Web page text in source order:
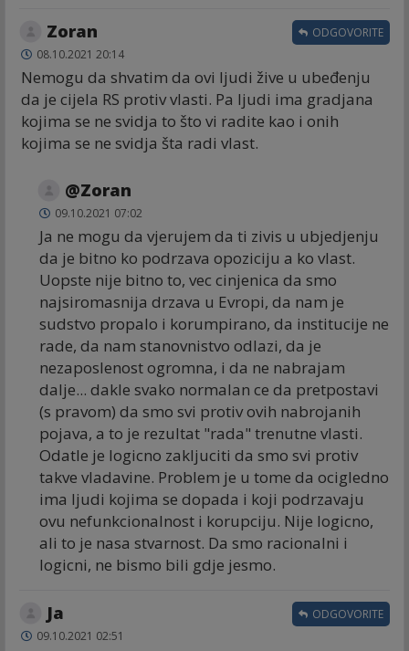
Zoran
08.10.2021 20:14
Nemogu da shvatim da ovi ljudi žive u ubeđenju
da je cijela RS protiv vlasti. Pa ljudi ima gradjana
kojima se ne svidja to što vi radite kao i onih
kojima se ne svidja šta radi vlast.
ODGOVORITE
@Zoran
09.10.2021 07:02
Ja ne mogu da vjerujem da ti zivis u ubjedjenju
da je bitno ko podrzava opoziciju a ko vlast.
Uopste nije bitno to, vec cinjenica da smo
najsiromasnija drzava u Evropi, da nam je
sudstvo propalo i korumpirano, da institucije ne
rade, da nam stanovnistvo odlazi, da je
nezaposlenost ogromna, i da ne nabrajam
dalje... dakle svako normalan ce da pretpostavi
(s pravom) da smo svi protiv ovih nabrojanih
pojava, a to je rezultat "rada" trenutne vlasti.
Odatle je logicno zakljuciti da smo svi protiv
takve vladavine. Problem je u tome da ocigledno
ima ljudi kojima se dopada i koji podrzavaju
ovu nefunkcionalnost i korupciju. Nije logicno,
ali to je nasa stvarnost. Da smo racionalni i
logicni, ne bismo bili gdje jesmo.
Ja
09.10.2021 02:51
ODGOVORITE